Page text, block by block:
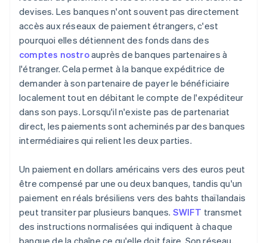
devises. Les banques n'ont souvent pas directement
accès aux réseaux de paiement étrangers, c'est
pourquoi elles détiennent des fonds dans des
comptes nostroauprès de banques partenaires à
l'étranger. Cela permet à la banque expéditrice de
demander à son partenaire de payer le bénéficiaire
localement tout en débitant le compte de l'expéditeur
dans son pays. Lorsqu'il n'existe pas de partenariat
direct, les paiements sont acheminés par des banques
intermédiaires qui relient les deux parties.
Un paiement en dollars américains vers des euros peut
être compensé par une ou deux banques, tandis qu'un
paiement en réals brésiliens vers des bahts thaïlandais
peut transiter par plusieurs banques. SWIFT transmet
des instructions normalisées qui indiquent à chaque